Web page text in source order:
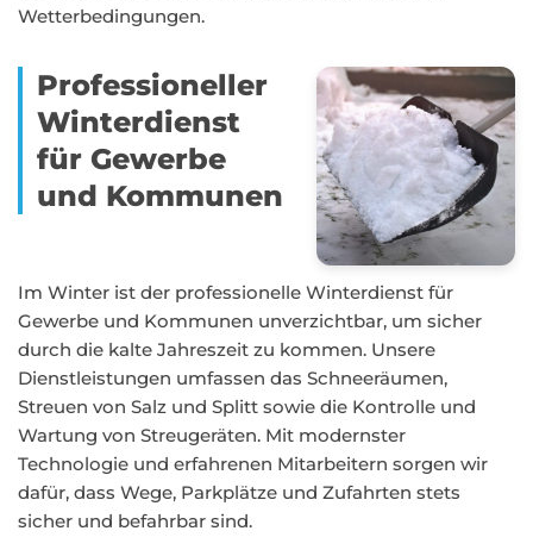
Wetterbedingungen.
Professioneller
Winterdienst
für Gewerbe
und Kommunen
Im Winter ist der professionelle Winterdienst für
Gewerbe und Kommunen unverzichtbar, um sicher
durch die kalte Jahreszeit zu kommen. Unsere
Dienstleistungen umfassen das Schneeräumen,
Streuen von Salz und Splitt sowie die Kontrolle und
Wartung von Streugeräten. Mit modernster
Technologie und erfahrenen Mitarbeitern sorgen wir
dafür, dass Wege, Parkplätze und Zufahrten stets
sicher und befahrbar sind.